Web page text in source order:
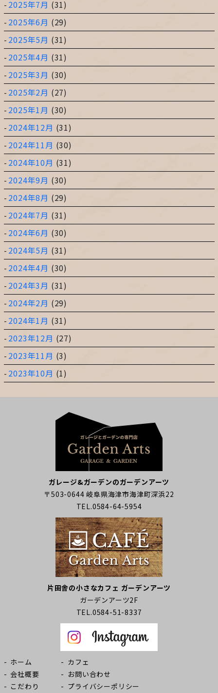
2025年7月 (31)
2025年6月 (29)
2025年5月 (31)
2025年4月 (31)
2025年3月 (30)
2025年2月 (27)
2025年1月 (30)
2024年12月 (31)
2024年11月 (30)
2024年10月 (31)
2024年9月 (30)
2024年8月 (29)
2024年7月 (31)
2024年6月 (30)
2024年5月 (31)
2024年4月 (30)
2024年3月 (31)
2024年2月 (29)
2024年1月 (31)
2023年12月 (27)
2023年11月 (3)
2023年10月 (1)
ガレージ&ガーデンのガーデンアーツ
〒503-0644 岐阜県海津市海津町深浜22
TEL.0584-64-5954
片田舎の小さなカフェ ガーデンアーツ
ガーデンアーツ2F
TEL.0584-51-8337
ホーム
会社概要
こだわり
カフェ
お問い合わせ
プライバシーポリシー